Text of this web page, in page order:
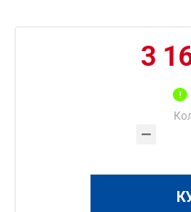
3